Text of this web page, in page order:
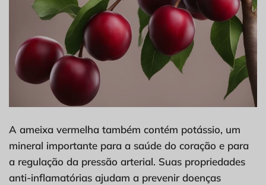
A ameixa vermelha também contém potássio, um
mineral importante para a saúde do coração e para
a regulação da pressão arterial. Suas propriedades
anti-inflamatórias ajudam a prevenir doenças